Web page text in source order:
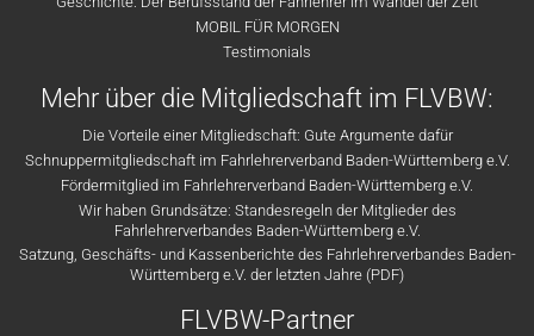
MOBIL FÜR MORGEN
Testimonials
Mehr über die Mitgliedschaft im FLVBW:
Die Vorteile einer Mitgliedschaft: Gute Argumente dafür
Schnuppermitgliedschaft im Fahrlehrerverband Baden-Württemberg e.V.
Fördermitglied im Fahrlehrerverband Baden-Württemberg e.V.
Wir haben Grundsätze: Standesregeln der Mitglieder des
Fahrlehrerverbandes Baden-Württemberg e.V.
Satzung, Geschäfts- und Kassenberichte des Fahrlehrerverbandes Baden-
Württemberg e.V. der letzten Jahre (PDF)
FLVBW-Partner